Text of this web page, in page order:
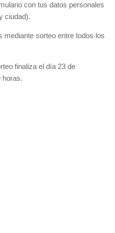
con tus datos personales
ciudad).
mediante sorteo entre todos los
finaliza el día 23 de
horas.